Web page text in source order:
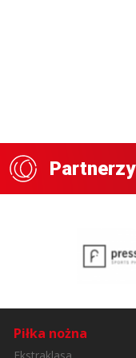
Partnerzy
Piłka nożna